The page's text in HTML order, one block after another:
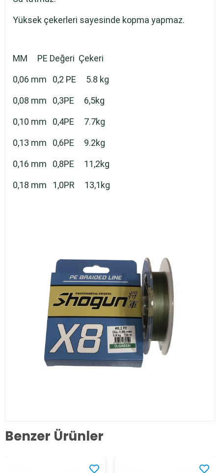
Yüksek çekerleri sayesinde kopma yapmaz.
MM PE Değeri Çekeri
0,06 mm 0,2 PE 5.8 kg
0,08 mm 0,3PE 6,5kg
0,10 mm 0,4PE 7.7kg
0,13 mm 0,6PE 9.2kg
0,16 mm 0,8PE 11,2kg
0,18 mm 1,0PR 13,1kg
Benzer Ürünler